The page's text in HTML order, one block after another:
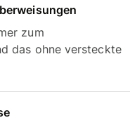
zum
das ohne versteckte